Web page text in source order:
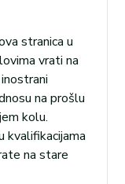
stranica u
vrati na
na prošlu
kolu.
kvalifikacijama
na stare